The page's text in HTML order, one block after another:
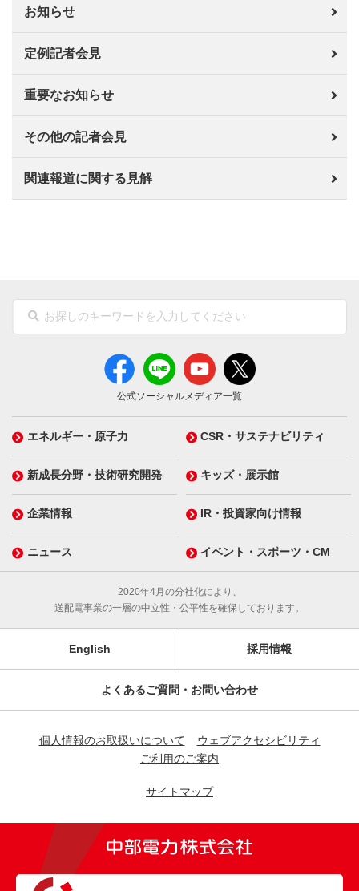
お知らせ
定例記者会見
重要なお知らせ
その他の記者会見
関連報道に関する見解
公式ソーシャルメディア一覧
エネルギー・原子力 CSR・サステナビリティ
新成長分野・技術研究開発 キッズ・展示館
企業情報 IR・投資家向け情報
ニュース イベント・スポーツ・CM
2020年4月の分社化により、
送配電事業の一層の中立性・公平性を確保しております。
English 採用情報
よくあるご質問・お問い合わせ
個人情報のお取扱いについて
ウェブアクセシビリティ
ご利用のご案内
サイトマップ